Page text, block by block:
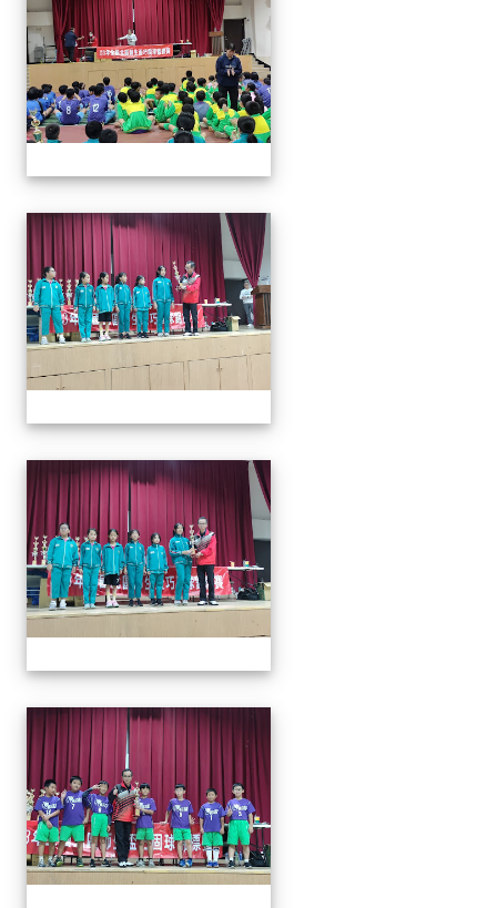
113年全國北區師生盃巧固
113年全國北區師生盃巧固
113年全國北區師生盃巧固